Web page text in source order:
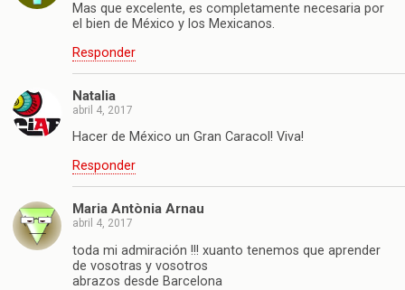
Mas que excelente, es completamente necesaria por
el bien de México y los Mexicanos.
Responder
Natalia
abril 4, 2017
Hacer de México un Gran Caracol! Viva!
Responder
Maria Antònia Arnau
abril 4, 2017
toda mi admiración !!! xuanto tenemos que aprender
de vosotras y vosotros
abrazos desde Barcelona